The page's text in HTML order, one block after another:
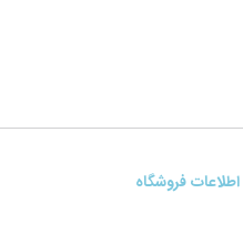
اطلاعات فروشگاه